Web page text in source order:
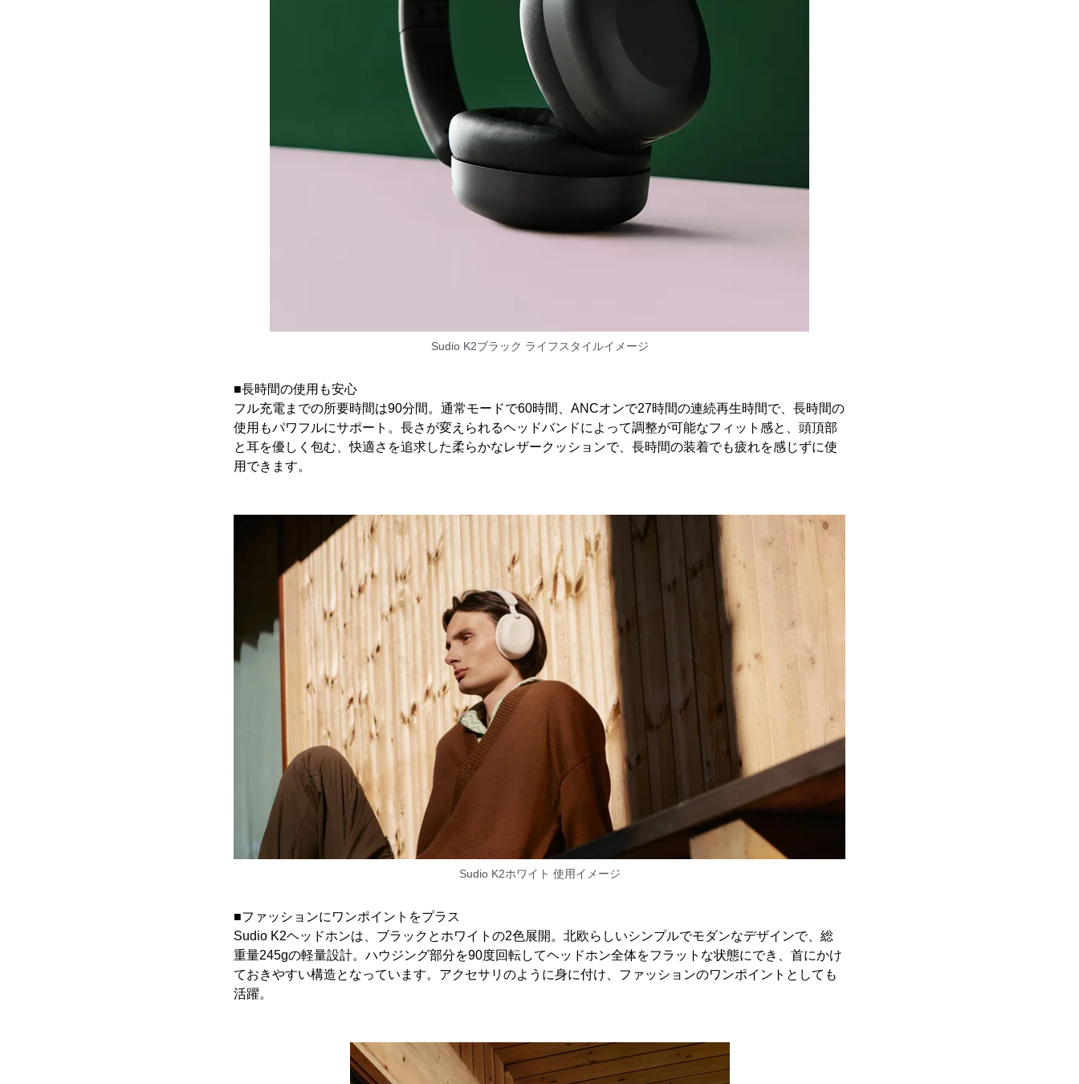
Sudio K2ブラック ライフスタイルイメージ
■長時間の使用も安心
フル充電までの所要時間は90分間。通常モードで60時間、ANCオンで27時間の連続再生時間で、長時間の
使用もパワフルにサポート。長さが変えられるヘッドバンドによって調整が可能なフィット感と、頭頂部
と耳を優しく包む、快適さを追求した柔らかなレザークッションで、長時間の装着でも疲れを感じずに使
用できます。
Sudio K2ホワイト 使用イメージ
■ファッションにワンポイントをプラス
Sudio K2ヘッドホンは、ブラックとホワイトの2色展開。北欧らしいシンプルでモダンなデザインで、総
重量245gの軽量設計。ハウジング部分を90度回転してヘッドホン全体をフラットな状態にでき、首にかけ
ておきやすい構造となっています。アクセサリのように身に付け、ファッションのワンポイントとしても
活躍。